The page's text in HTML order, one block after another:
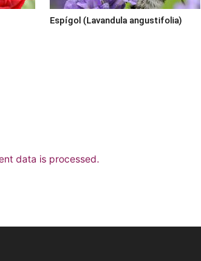
Espígol (Lavandula angustifolia)
data is processed.